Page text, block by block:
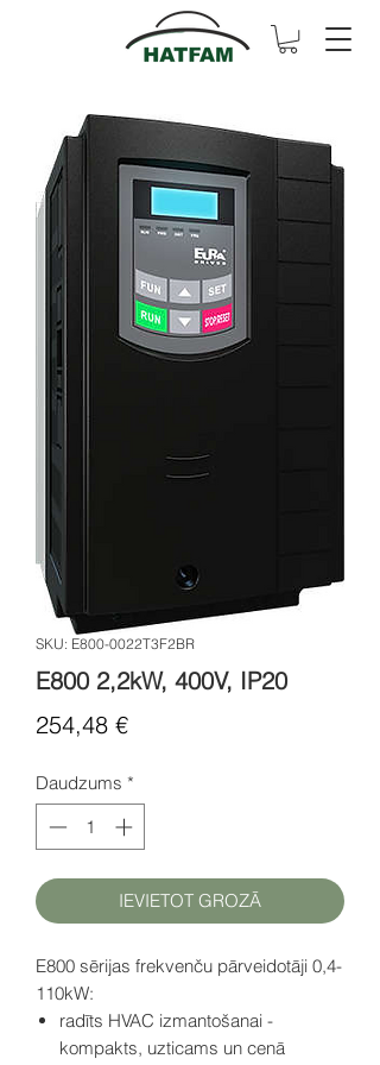
SKU: E800-0022T3F2BR
E800 2,2kW, 400V, IP20
254,48 €Cena
Daudzums *
IEVIETOT GROZĀ
E800 sērijas frekvenču pārveidotāji 0,4-
110kW:
radīts HVAC izmantošanai -
kompakts, uzticams un cenā